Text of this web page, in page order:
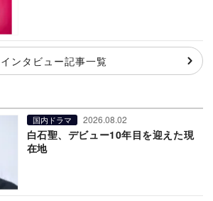
インタビュー記事一覧
国内ドラマ 2026.08.02
白石聖、デビュー10年目を迎えた現
在地